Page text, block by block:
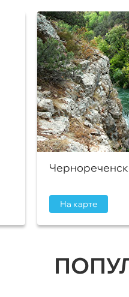
На карте